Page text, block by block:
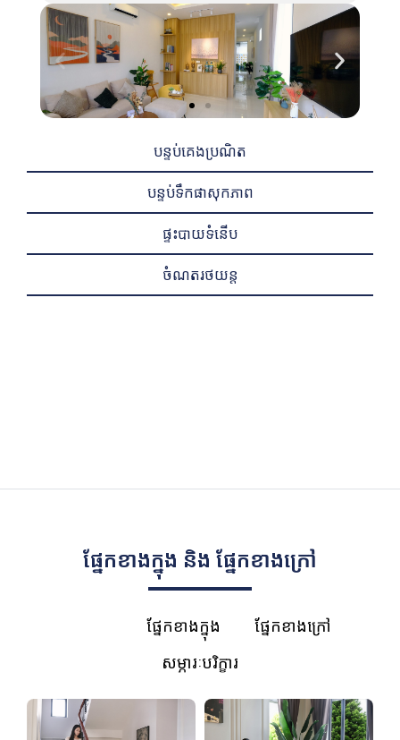
បន្ទប់គេងប្រណិត
បន្ទប់ទឹកផាសុកភាព
ផ្ទះបាយទំនើប
ចំណតរថយន្ត
ផ្នែកខាងក្នុង និង ផ្នែកខាងក្រៅ
ផ្នែកខាងក្នុង
ផ្នែកខាងក្រៅ
សម្ភារៈបរិក្ខារ